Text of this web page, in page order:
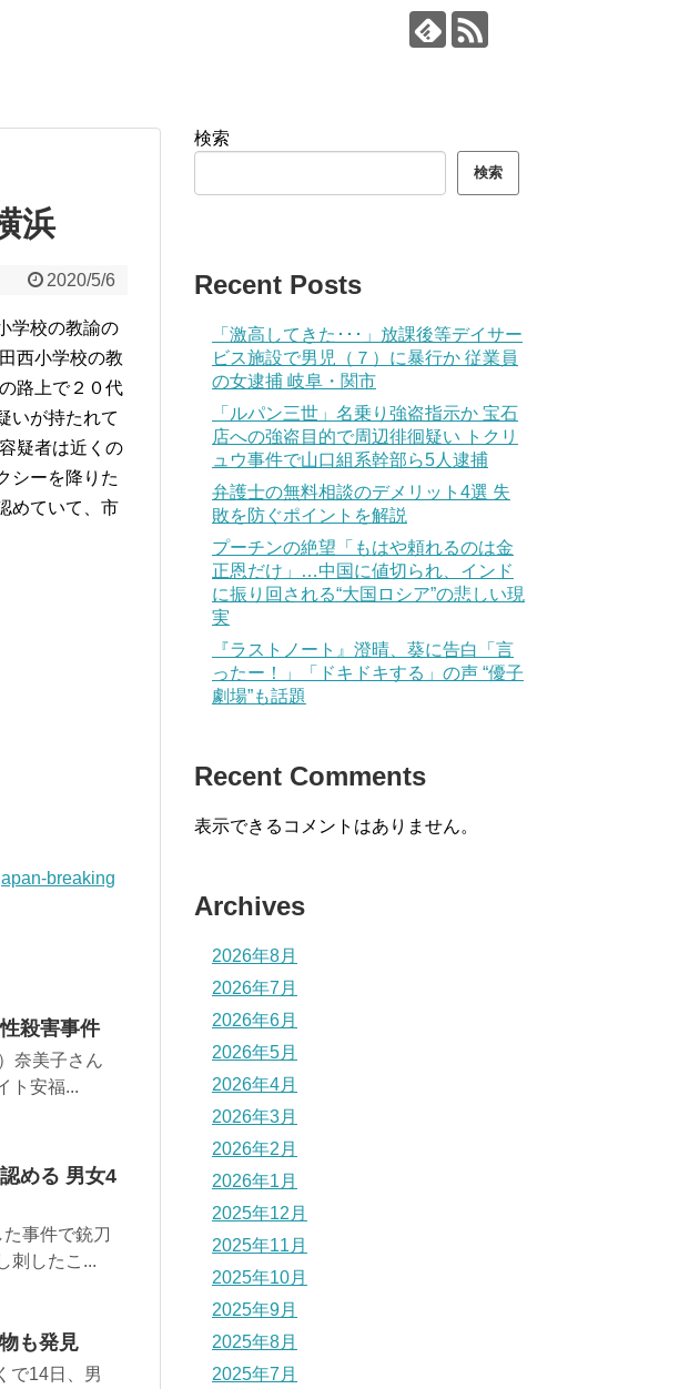
浜
2020/5/6
学校の教諭の
西小学校の教
路上で２０代
いが持たれて
疑者は近くの
シーを降りた
めていて、市
breaking
殺害事件
奈美子さん
ト安福...
める 男女4
事件で銃刀
刺したこ...
も発見
で14日、男
検索
検索
Recent Posts
「激高してきた･･･」放課後等デイサー
ビス施設で男児（７）に暴行か 従業員
の女逮捕 岐阜・関市
「ルパン三世」名乗り強盗指示か 宝石
店への強盗目的で周辺徘徊疑い トクリ
ュウ事件で山口組系幹部ら5人逮捕
弁護士の無料相談のデメリット4選 失
敗を防ぐポイントを解説
プーチンの絶望「もはや頼れるのは金
正恩だけ」…中国に値切られ、インド
に振り回される“大国ロシア”の悲しい現
実
『ラストノート』澄晴、葵に告白「言
ったー！」「ドキドキする」の声 “優子
劇場”も話題
Recent Comments
表示できるコメントはありません。
Archives
2026年8月
2026年7月
2026年6月
2026年5月
2026年4月
2026年3月
2026年2月
2026年1月
2025年12月
2025年11月
2025年10月
2025年9月
2025年8月
2025年7月